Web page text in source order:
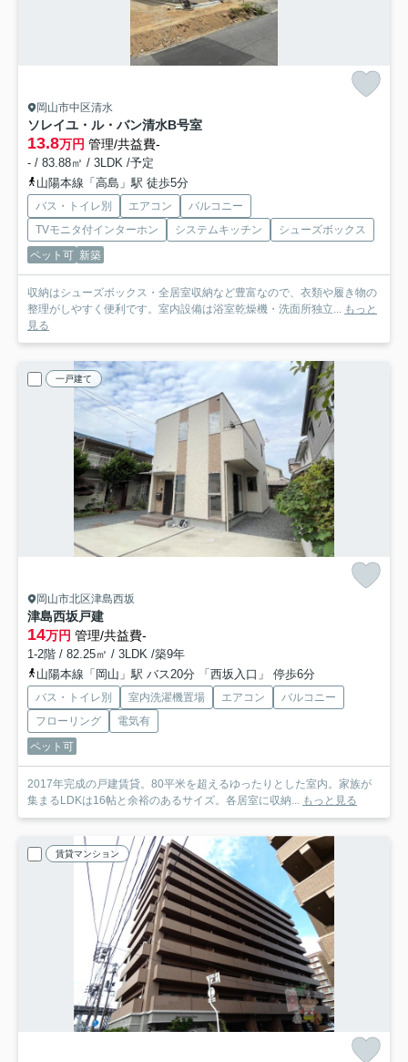
岡山市中区清水
ソレイユ・ル・バン清水B号室
13.8万円 管理/共益費-
- / 83.88㎡ / 3LDK /予定
山陽本線「高島」駅 徒歩5分
バス・トイレ別 エアコン
バルコニー
TVモニタ付インターホン
システムキッチン
シューズボックス
ペット可 新築
収納はシューズボックス・全居室収納など豊富なので、衣類や履き物の
整理がしやすく便利です。室内設備は浴室乾燥機・洗面所独立... もっと
見る
一戸建て
岡山市北区津島西坂
津島西坂戸建
14万円 管理/共益費-
1-2階 / 82.25㎡ / 3LDK /築9年
山陽本線「岡山」駅 バス20分 「西坂入口」 停歩6分
バス・トイレ別 室内洗濯機置場 エアコン
バルコニー
フローリング
電気有
ペット可
2017年完成の戸建賃貸。80平米を超えるゆったりとした室内。家族が
集まるLDKは16帖と余裕のあるサイズ。各居室に収納... もっと見る
賃貸マンション